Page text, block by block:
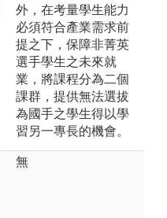
外，在考量學生能力
必須符合產業需求前
提之下，保障非菁英
選手學生之未來就
業，將課程分為二個
課群，提供無法選拔
為國手之學生得以學
習另一專長的機會。
無